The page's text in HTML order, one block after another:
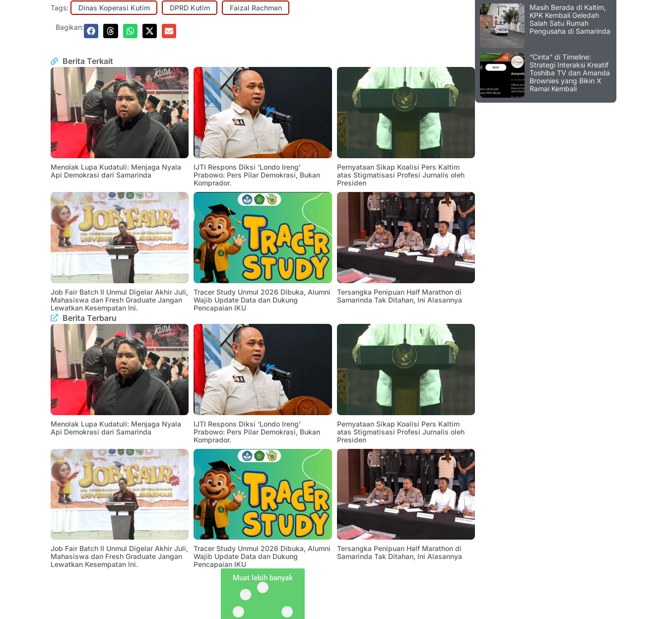
Tags: Dinas Koperasi Kutim DPRD Kutim Faizal Rachman
Bagikan:
Berita Terkait
Menolak Lupa Kudatuli: Menjaga Nyala
Api Demokrasi dari Samarinda
IJTI Respons Diksi ‘Londo Ireng’
Prabowo: Pers Pilar Demokrasi, Bukan
Komprador.
Pernyataan Sikap Koalisi Pers Kaltim
atas Stigmatisasi Profesi Jurnalis oleh
Presiden
Job Fair Batch II Unmul Digelar Akhir Juli,
Mahasiswa dan Fresh Graduate Jangan
Lewatkan Kesempatan Ini.
Tracer Study Unmul 2026 Dibuka, Alumni
Wajib Update Data dan Dukung
Pencapaian IKU
Tersangka Penipuan Half Marathon di
Samarinda Tak Ditahan, Ini Alasannya
Berita Terbaru
Menolak Lupa Kudatuli: Menjaga Nyala
Api Demokrasi dari Samarinda
IJTI Respons Diksi ‘Londo Ireng’
Prabowo: Pers Pilar Demokrasi, Bukan
Komprador.
Pernyataan Sikap Koalisi Pers Kaltim
atas Stigmatisasi Profesi Jurnalis oleh
Presiden
Job Fair Batch II Unmul Digelar Akhir Juli,
Mahasiswa dan Fresh Graduate Jangan
Lewatkan Kesempatan Ini.
Tracer Study Unmul 2026 Dibuka, Alumni
Wajib Update Data dan Dukung
Pencapaian IKU
Tersangka Penipuan Half Marathon di
Samarinda Tak Ditahan, Ini Alasannya
Muat lebih banyak
Masih Berada di Kaltim,
KPK Kembali Geledah
Salah Satu Rumah
Pengusaha di Samarinda
“Cinta” di Timeline:
Strategi Interaksi Kreatif
Toshiba TV dan Amanda
Brownies yang Bikin X
Ramai Kembali